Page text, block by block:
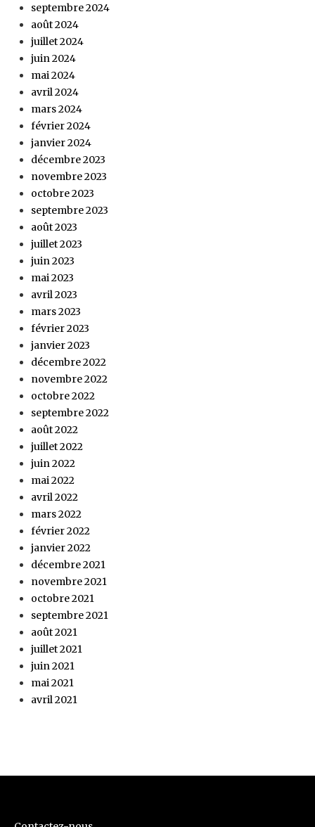
septembre 2024
août 2024
juillet 2024
juin 2024
mai 2024
avril 2024
mars 2024
février 2024
janvier 2024
décembre 2023
novembre 2023
octobre 2023
septembre 2023
août 2023
juillet 2023
juin 2023
mai 2023
avril 2023
mars 2023
février 2023
janvier 2023
décembre 2022
novembre 2022
octobre 2022
septembre 2022
août 2022
juillet 2022
juin 2022
mai 2022
avril 2022
mars 2022
février 2022
janvier 2022
décembre 2021
novembre 2021
octobre 2021
septembre 2021
août 2021
juillet 2021
juin 2021
mai 2021
avril 2021